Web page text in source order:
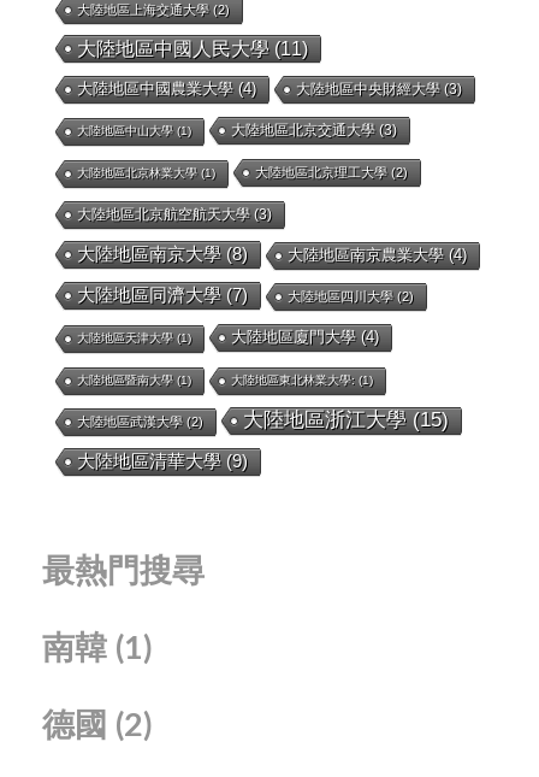
大陸地區上海交通大學(2)
大陸地區中國人民大學(11)
大陸地區中國農業大學(4) 大陸地區中央財經大學(3)
大陸地區中山大學(1) 大陸地區北京交通大學(3)
大陸地區北京林業大學(1) 大陸地區北京理工大學(2)
大陸地區北京航空航天大學(3)
大陸地區南京大學(8) 大陸地區南京農業大學(4)
大陸地區同濟大學(7) 大陸地區四川大學(2)
大陸地區天津大學(1) 大陸地區廈門大學(4)
大陸地區暨南大學(1) 大陸地區東北林業大學: (1)
大陸地區武漢大學(2) 大陸地區浙江大學 (15)
大陸地區清華大學(9)
最熱門搜尋
南韓 (1)
德國 (2)